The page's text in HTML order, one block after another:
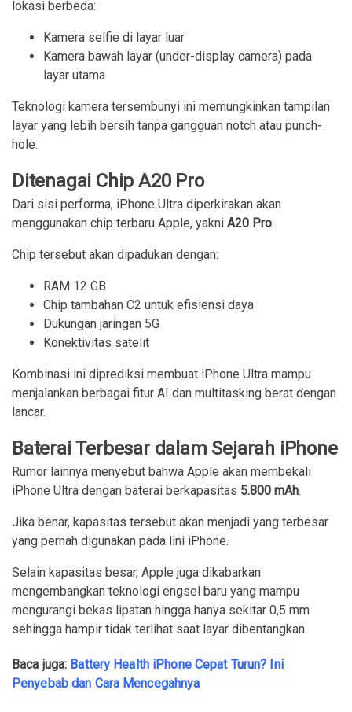
lokasi berbeda:
Kamera selfie di layar luar
Kamera bawah layar (under-display camera) pada
layar utama
Teknologi kamera tersembunyi ini memungkinkan tampilan
layar yang lebih bersih tanpa gangguan notch atau punch-
hole.
Ditenagai Chip A20 Pro
Dari sisi performa, iPhone Ultra diperkirakan akan
menggunakan chip terbaru Apple, yakni A20 Pro.
Chip tersebut akan dipadukan dengan:
RAM 12 GB
Chip tambahan C2 untuk efisiensi daya
Dukungan jaringan 5G
Konektivitas satelit
Kombinasi ini diprediksi membuat iPhone Ultra mampu
menjalankan berbagai fitur AI dan multitasking berat dengan
lancar.
Baterai Terbesar dalam Sejarah iPhone
Rumor lainnya menyebut bahwa Apple akan membekali
iPhone Ultra dengan baterai berkapasitas 5.800 mAh.
Jika benar, kapasitas tersebut akan menjadi yang terbesar
yang pernah digunakan pada lini iPhone.
Selain kapasitas besar, Apple juga dikabarkan
mengembangkan teknologi engsel baru yang mampu
mengurangi bekas lipatan hingga hanya sekitar 0,5 mm
sehingga hampir tidak terlihat saat layar dibentangkan.
Baca juga: Battery Health iPhone Cepat Turun? Ini
Penyebab dan Cara Mencegahnya